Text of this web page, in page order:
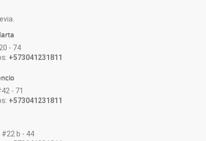
- 74
+573041231811
- 71
+573041231811
#22 b - 44